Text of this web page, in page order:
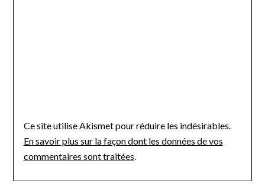
Ce site utilise Akismet pour réduire les indésirables.
En savoir plus sur la façon dont les données de vos
commentaires sont traitées.